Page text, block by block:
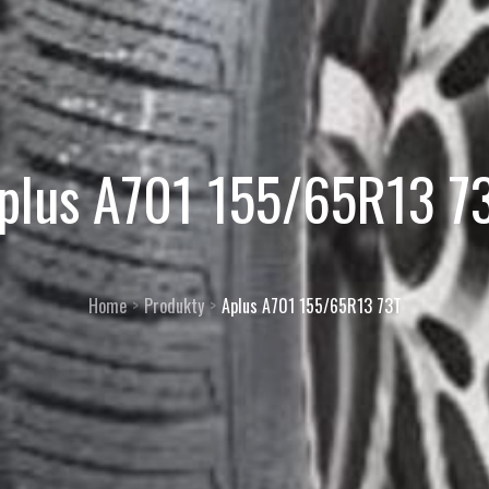
A701 155/65R13
Home Produkty Aplus A701 155/65R13 73T